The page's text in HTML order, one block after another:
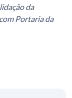
da
Portaria da